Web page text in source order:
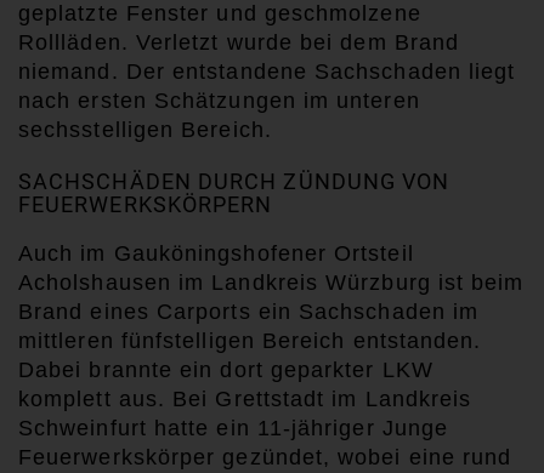
geplatzte Fenster und geschmolzene
Rollläden. Verletzt wurde bei dem Brand
niemand. Der entstandene Sachschaden
liegt
nach ersten Schätzungen im unteren
sechsstelligen Bereich.
SACHSCHÄDEN DURCH ZÜNDUNG VON
FEUERWERKSKÖRPERN
Auch im Gauköningshofener Ortsteil
Acholshausen im Landkreis Würzburg ist beim
Brand eines Carports ein Sachschaden im
mittleren fünfstelligen Bereich entstanden.
Dabei brannte ein dort geparkter LKW
komplett aus. Bei Grettstadt im Landkreis
Schweinfurt hatte ein 11-jähriger Junge
Feuerwerkskörper gezündet, wobei eine rund